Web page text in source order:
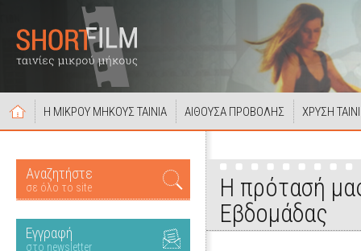
Η ΜΙΚΡΟΥ ΜΗΚΟΥΣ ΤΑΙΝΙΑ ΑΙΘΟΥΣΑ ΠΡΟΒΟΛΗΣ ΧΡΥΣΗ
Αναζητήστε
σε όλο το site
Εγγραφή
στο newsletter
Η πρότασή
Εβδομάδας